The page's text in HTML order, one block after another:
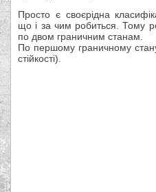
Просто є своєрідна
що і за чим робиться. Тому
по двом граничним станам.
По першому граничному
стійкості).